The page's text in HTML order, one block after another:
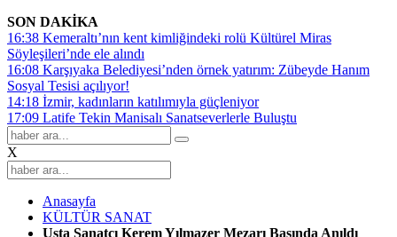
SON DAKİKA
16:38 Kemeraltı’nın kent kimliğindeki rolü Kültürel Miras
Söyleşileri’nde ele alındı
16:08 Karşıyaka Belediyesi’nden örnek yatırım: Zübeyde Hanım
Sosyal Tesisi açılıyor!
14:18 İzmir, kadınların katılımıyla güçleniyor
17:09 Latife Tekin Manisalı Sanatseverlerle Buluştu
X
Anasayfa
KÜLTÜR SANAT
Usta Sanatçı Kerem Yılmazer Mezarı Başında Anıldı